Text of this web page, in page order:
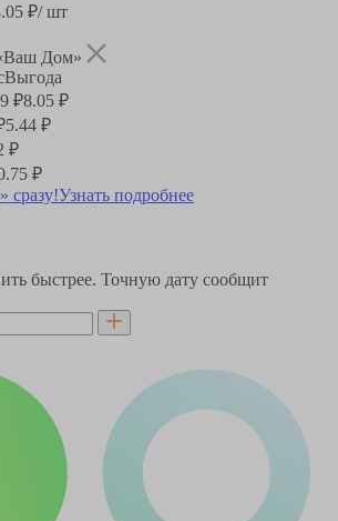
₽/ шт
Дом»
Выгода
₽8.05 ₽
5.44 ₽
₽
₽
сразу!Узнать подробнее
быстрее. Точную дату сообщит